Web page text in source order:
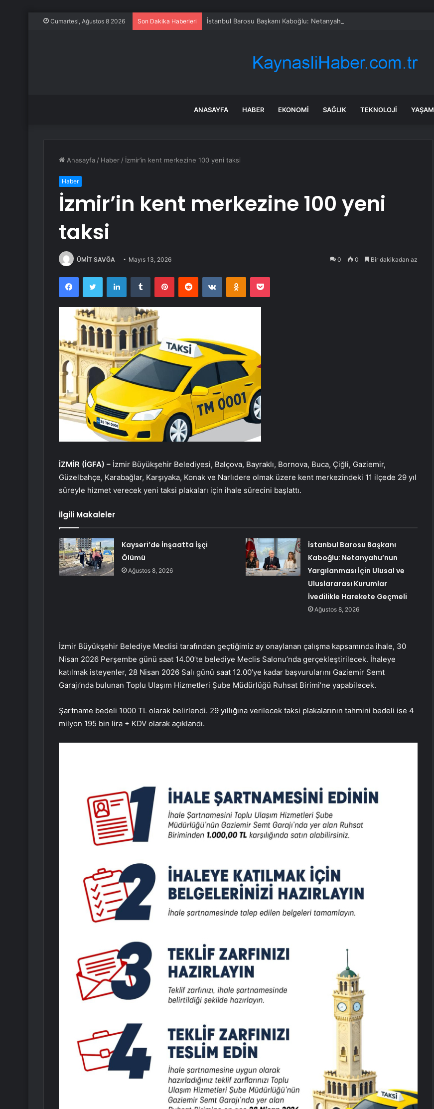
Cumartesi, Ağustos 8 2026 Son Dakika Haberleri
ANASAYFA HABER EKONOMI SAĞLIK TEKNOLOJI YAŞAM
Anasayfa / Haber / İzmir’in kent merkezine 100 yeni taksi
Haber
İzmir’in kent merkezine 100 yeni
taksi
ÜMİT SAVĞA Mayıs 13, 2026 0 0 Bir dakikadan az
FacebookTwitter LinkedInTumblr PinterestReddit VKontakteOdnoklassniki
Pocket
İZMİR (İGFA) – İzmir Büyükşehir Belediyesi, Balçova, Bayraklı, Bornova, Buca, Çiğli, Gaziemir,
Güzelbahçe, Karabağlar, Karşıyaka, Konak ve Narlıdere olmak üzere kent merkezindeki 11 ilçede 29 yıl
süreyle hizmet verecek yeni taksi plakaları için ihale sürecini başlattı.
İlgili Makaleler
Kayseri’de İnşaatta İşçi
Ölümü
Ağustos 8, 2026
İstanbul Barosu Başkanı
Kaboğlu: Netanyahu’nun
Yargılanması İçin Ulusal ve
Uluslararası Kurumlar
İvedilikle Harekete Geçmeli
Ağustos 8, 2026
İzmir Büyükşehir Belediye Meclisi tarafından geçtiğimiz ay onaylanan çalışma kapsamında ihale, 30
Nisan 2026 Perşembe günü saat 14.00’te belediye Meclis Salonu’nda gerçekleştirilecek. İhaleye
katılmak isteyenler, 28 Nisan 2026 Salı günü saat 12.00’ye kadar başvurularını Gaziemir Semt
Garajı’nda bulunan Toplu Ulaşım Hizmetleri Şube Müdürlüğü Ruhsat Birimi’ne yapabilecek.
Şartname bedeli 1000 TL olarak belirlendi. 29 yıllığına verilecek taksi plakalarının tahmini bedeli ise 4
milyon 195 bin lira + KDV olarak açıklandı.